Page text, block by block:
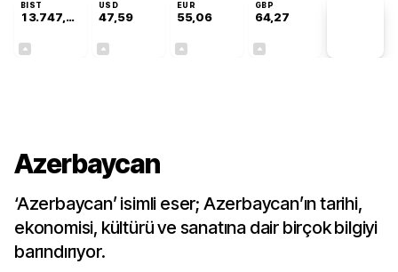
BIST
13.747,72
USD
47,59
EUR
55,06
GBP
64,27
Azerbaycan
‘Azerbaycan’ isimli eser; Azerbaycan’ın tarihi,
ekonomisi, kültürü ve sanatına dair birçok bilgiyi
barındırıyor.